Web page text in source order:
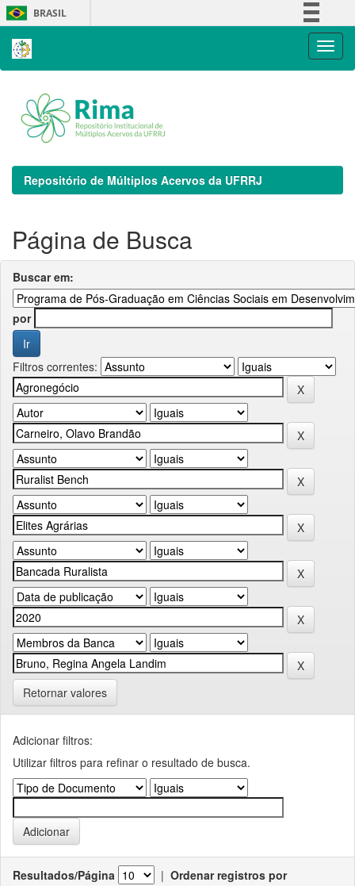
Skip
navigation
BRASIL
Repositório de Múltiplos Acervos da UFRRJ
Página de Busca
Buscar em:
por
Filtros correntes:
Retornar valores
Adicionar filtros:
Utilizar filtros para refinar o resultado de busca.
Resultados/Página | Ordenar registros por